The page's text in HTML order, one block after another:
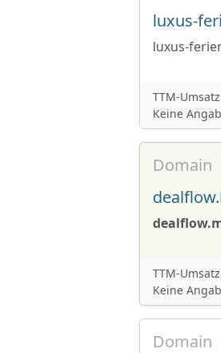
luxus-
luxus-
TTM-
Keine
Domain
TTM-
Keine
Domain